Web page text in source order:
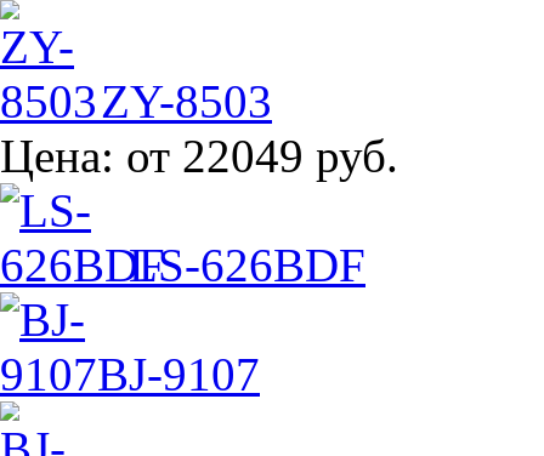
ZY-8503
Цена: от 22049 руб.
LS-626BDF
BJ-9107